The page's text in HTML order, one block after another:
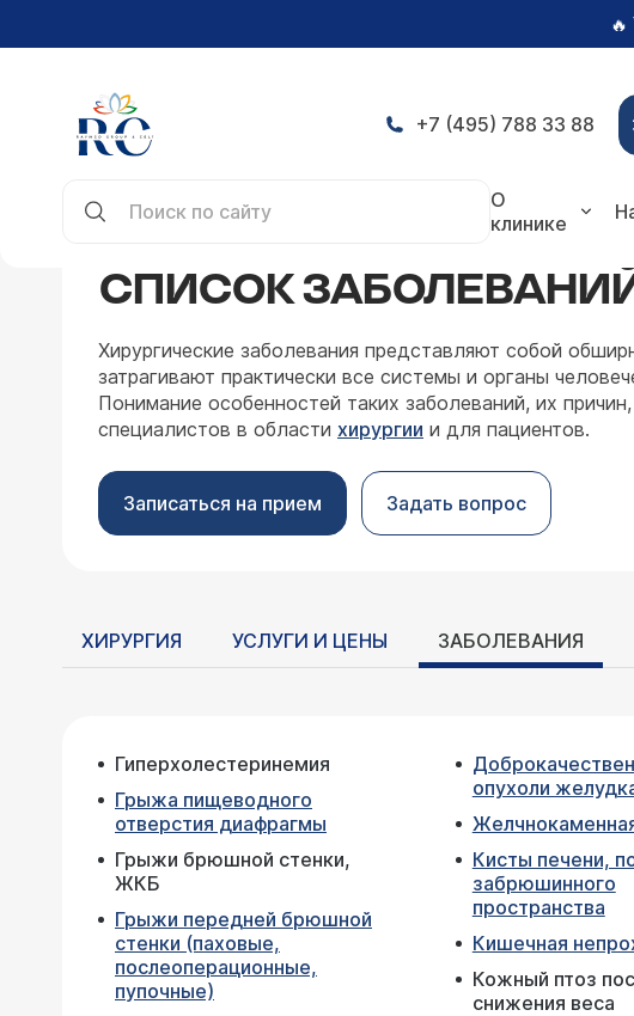
🔥
+7 (495) 788 33 88
О
клинике
СПИСОК
Хирургические заболевания представляют собой
затрагивают практически все системы и органы
Понимание особенностей таких заболеваний, их
специалистов в области хирургии и для пациентов.
Записаться на прием Задать вопрос
ХИРУРГИЯ УСЛУГИ И ЦЕНЫ ЗАБОЛЕВАНИЯ
Гиперхолестеринемия
Грыжа пищеводного
отверстия диафрагмы
Грыжи брюшной стенки,
ЖКБ
Грыжи передней брюшной
стенки (паховые,
послеоперационные,
пупочные)
опухоли
Кисты печени,
забрюшинного
пространства
Кишечная
Кожный птоз
снижения веса